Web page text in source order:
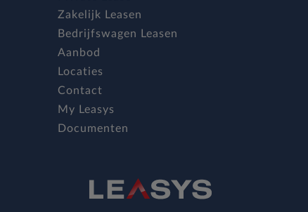
Zakelijk Leasen
Bedrijfswagen Leasen
Aanbod
Locaties
Contact
My Leasys
Documenten